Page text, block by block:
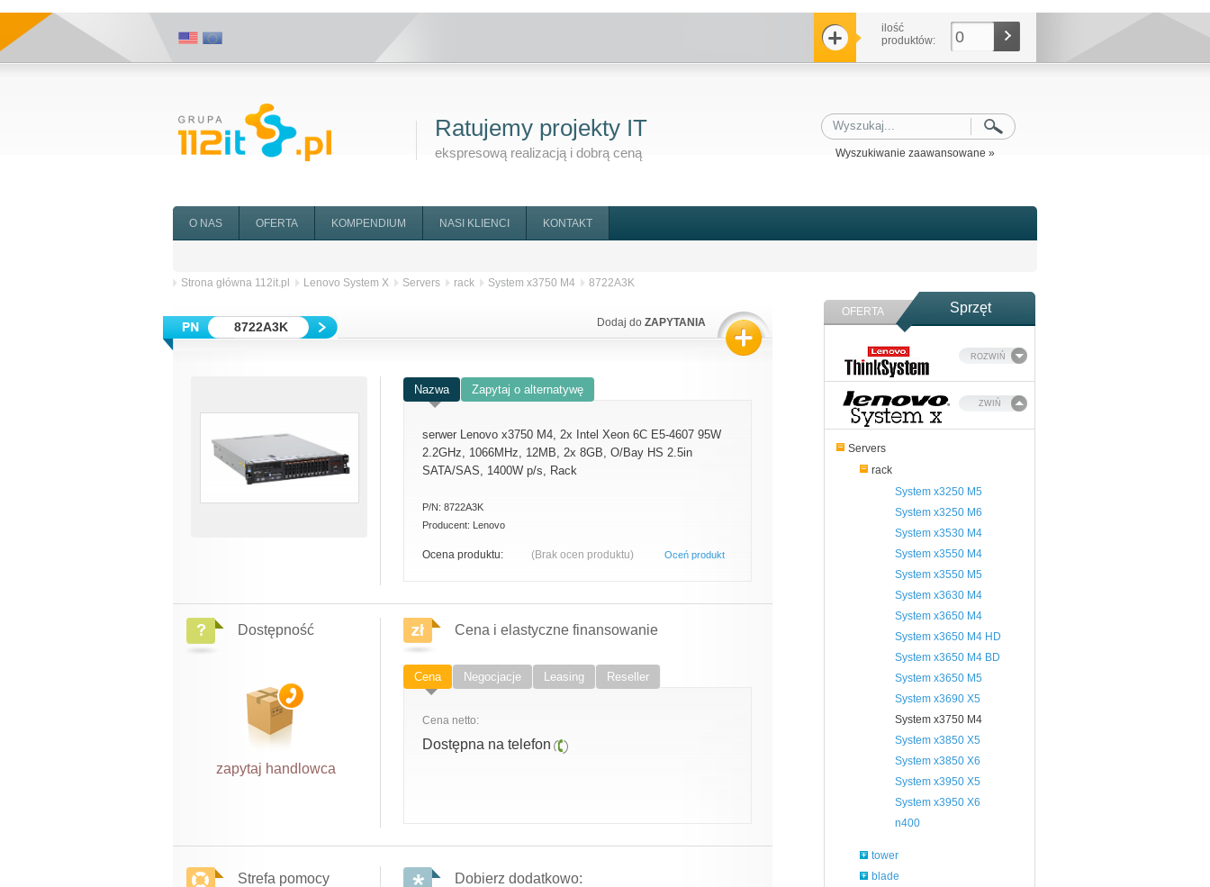
ilość
produktów:
0
Ratujemy projekty IT
ekspresową realizacją i dobrą ceną Wyszukiwanie zaawansowane »
O NAS OFERTA KOMPENDIUM NASI KLIENCI KONTAKT
OFERTA Sprzęt
ROZWIŃ
ZWIŃ
Servers
rack
System x3250 M5
System x3250 M6
System x3530 M4
System x3550 M4
System x3550 M5
System x3630 M4
System x3650 M4
System x3650 M4 HD
System x3650 M4 BD
System x3650 M5
System x3690 X5
System x3750 M4
System x3850 X5
System x3850 X6
System x3950 X5
System x3950 X6
n400
tower
blade
Strona główna 112it.pl Lenovo System X Servers rack System x3750 M4 8722A3K
8722A3K Dodaj do ZAPYTANIA
Nazwa Zapytaj o alternatywę
serwer Lenovo x3750 M4, 2x Intel Xeon 6C E5-4607 95W
2.2GHz, 1066MHz, 12MB, 2x 8GB, O/Bay HS 2.5in
SATA/SAS, 1400W p/s, Rack
P/N: 8722A3K
Producent: Lenovo
Ocena produktu: (Brak ocen produktu) Oceń produkt
Dostępność
zapytaj handlowca
Cena i elastyczne finansowanie
Cena Negocjacje Leasing Reseller
Cena netto:
Dostępna na telefon
Strefa pomocy Dobierz dodatkowo: